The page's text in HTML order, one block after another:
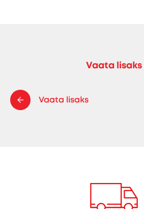
Vaata lisaks
Vaata lisaks